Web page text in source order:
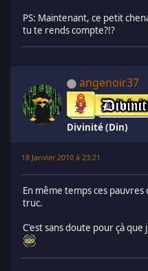
PS: Maintenant, ce petit
tu te rends compte?!?
angenoir37
Divinité (Din)
18 Janvier 2010 à 23:21
En même temps ces
truc.
C'est sans doute pour çà